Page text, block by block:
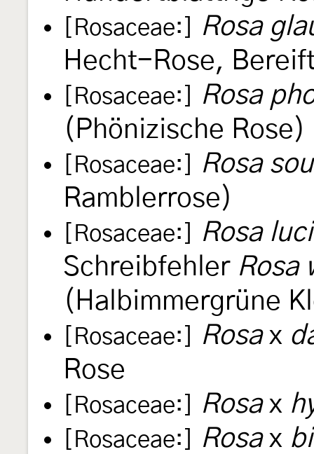
[Rosaceae:]
Rosa
Hecht-Rose,
[Rosaceae:]
Rosa
(Phönizische Rose)
[Rosaceae:]
Rosa
Ramblerrose)
[Rosaceae:]
Rosa
Schreibfehler Rosa
(Halbimmergrüne
[Rosaceae:] Rosax
Rose
[Rosaceae:] Rosax
[Rosaceae:] Rosax